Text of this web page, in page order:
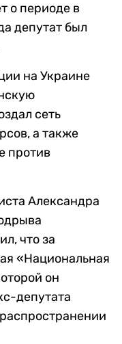
о периоде в
депутат был
на Украине
сеть
а также
против
Александра
что за
«Национальная
он
депутата